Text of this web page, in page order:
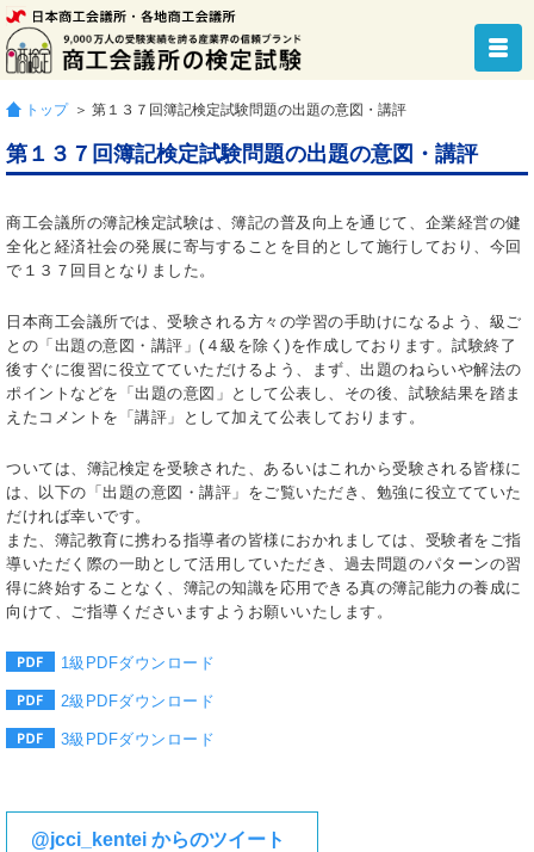
トップ ＞ 第１３７回簿記検定試験問題の出題の意図・講評
第１３７回簿記検定試験問題の出題の意図・講評
商工会議所の簿記検定試験は、簿記の普及向上を通じて、企業経営の健
全化と経済社会の発展に寄与することを目的として施行しており、今回
で１３７回目となりました。
日本商工会議所では、受験される方々の学習の手助けになるよう、級ご
との「出題の意図・講評」(４級を除く)を作成しております。試験終了
後すぐに復習に役立てていただけるよう、まず、出題のねらいや解法の
ポイントなどを「出題の意図」として公表し、その後、試験結果を踏ま
えたコメントを「講評」として加えて公表しております。
ついては、簿記検定を受験された、あるいはこれから受験される皆様に
は、以下の「出題の意図・講評」をご覧いただき、勉強に役立てていた
だければ幸いです。
また、簿記教育に携わる指導者の皆様におかれましては、受験者をご指
導いただく際の一助として活用していただき、過去問題のパターンの習
得に終始することなく、簿記の知識を応用できる真の簿記能力の養成に
向けて、ご指導くださいますようお願いいたします。
1級PDFダウンロード
2級PDFダウンロード
3級PDFダウンロード
@jcci_kentei からのツイート